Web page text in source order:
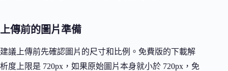
上傳前的圖片準備
建議上傳前先確認圖片的尺寸和比例。免費版的下載解
析度上限是 720px，如果原始圖片本身就小於 720px，免